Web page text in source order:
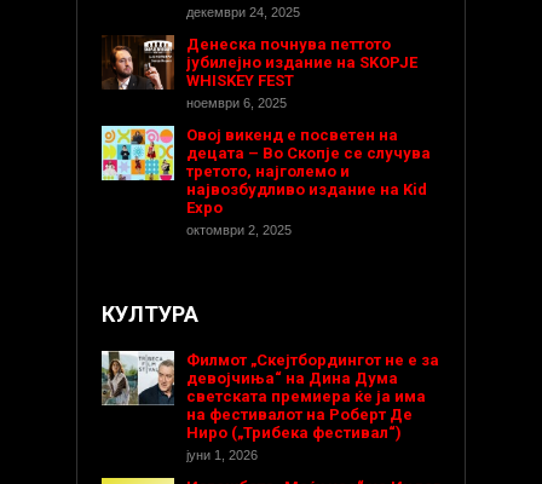
декември 24, 2025
Денеска почнува петтото
јубилејно издание на SKOPJE
WHISKEY FEST
ноември 6, 2025
Овој викенд е посветен на
децата – Во Скопје се случува
третото, најголемо и
највозбудливо издание на Kid
Expo
октомври 2, 2025
КУЛТУРА
Филмот „Скејтбордингот не е за
девојчиња“ на Дина Дума
светската премиера ќе ја има
на фестивалот на Роберт Де
Ниро („Трибека фестивал“)
јуни 1, 2026